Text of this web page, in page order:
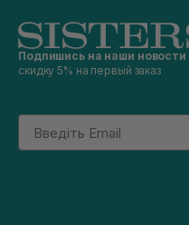
Подпишись на наши новости
скидку 5% на первый заказ
Email